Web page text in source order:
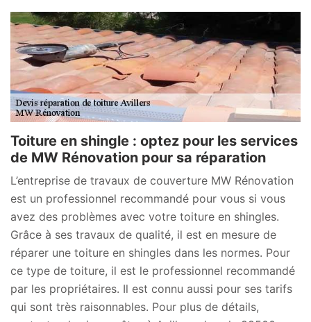
Toiture en shingle : optez pour les services
de MW Rénovation pour sa réparation
L’entreprise de travaux de couverture MW Rénovation
est un professionnel recommandé pour vous si vous
avez des problèmes avec votre toiture en shingles.
Grâce à ses travaux de qualité, il est en mesure de
réparer une toiture en shingles dans les normes. Pour
ce type de toiture, il est le professionnel recommandé
par les propriétaires. Il est connu aussi pour ses tarifs
qui sont très raisonnables. Pour plus de détails,